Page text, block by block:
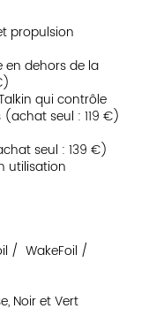
propulsion
en dehors de la
qui contrôle
seul : 119 €)
seul : 139 €)
utilisation
/ WakeFoil /
Noir et Vert